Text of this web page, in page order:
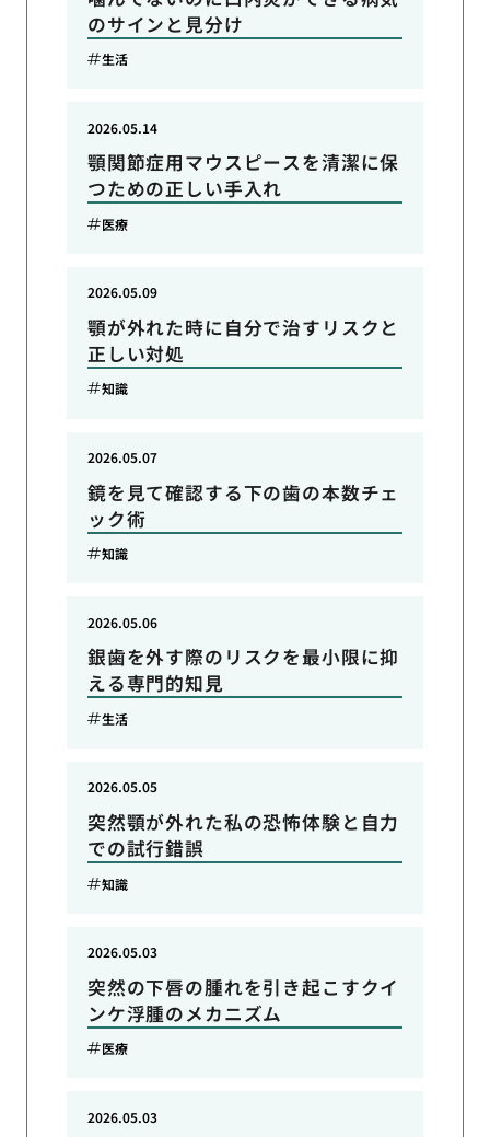
のサインと見分け
生活
顎関節症用マウスピースを清潔に保
つための正しい手入れ
2026.05.14
医療
顎が外れた時に自分で治すリスクと
正しい対処
2026.05.09
知識
鏡を見て確認する下の歯の本数チェ
ック術
2026.05.07
知識
銀歯を外す際のリスクを最小限に抑
える専門的知見
2026.05.06
生活
突然顎が外れた私の恐怖体験と自力
での試行錯誤
2026.05.05
知識
突然の下唇の腫れを引き起こすクイ
ンケ浮腫のメカニズム
2026.05.03
医療
2026.05.03